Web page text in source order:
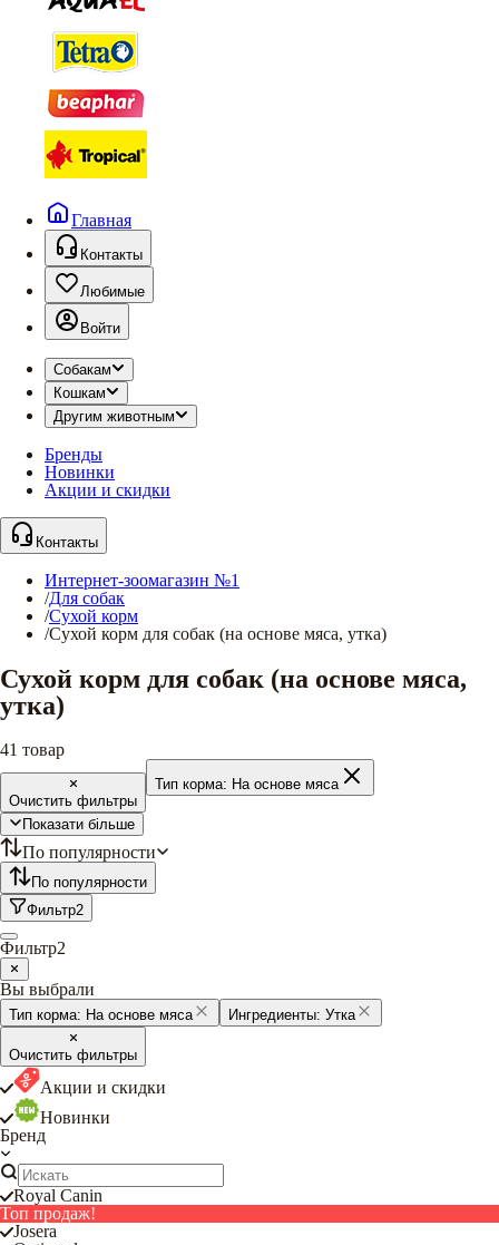
Главная
Контакты
Любимые
Войти
Собакам
Кошкам
Другим животным
Бренды
Новинки
Акции и скидки
Контакты
Интернет-зоомагазин №1
/Для собак
/Сухой корм
/Сухой корм для собак (на основе мяса, утка)
Сухой корм для собак (на основе мяса,
утка)
41 товар
Очистить фильтры
Тип корма: На основе мяса
Показати більше
По популярности
По популярности
Фильтр2
Фильтр2
Вы выбрали
Тип корма: На основе мяса Ингредиенты: Утка
Очистить фильтры
Акции и скидки
Новинки
Бренд
Royal Canin
Топ продаж!
Josera